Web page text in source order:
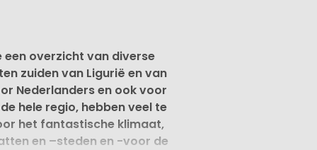
een overzicht van diverse
zuiden van Ligurië en van
Nederlanders en ook voor
hele regio, hebben veel te
het fantastische klimaat,
en –steden en -voor de